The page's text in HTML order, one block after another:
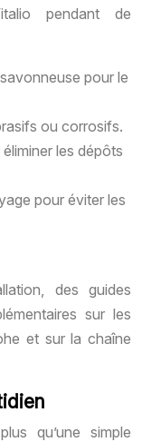
pendant de
pour le
ou corrosifs.
les dépôts
pour éviter les
des guides
sur les
et sur la chaîne
qu’une simple